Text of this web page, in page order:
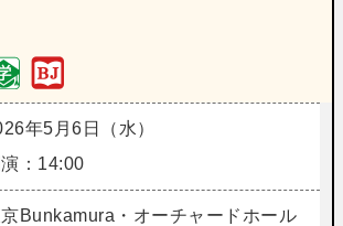
年5月6日（水）
演：14:00
Bunkamura・オーチャードホール